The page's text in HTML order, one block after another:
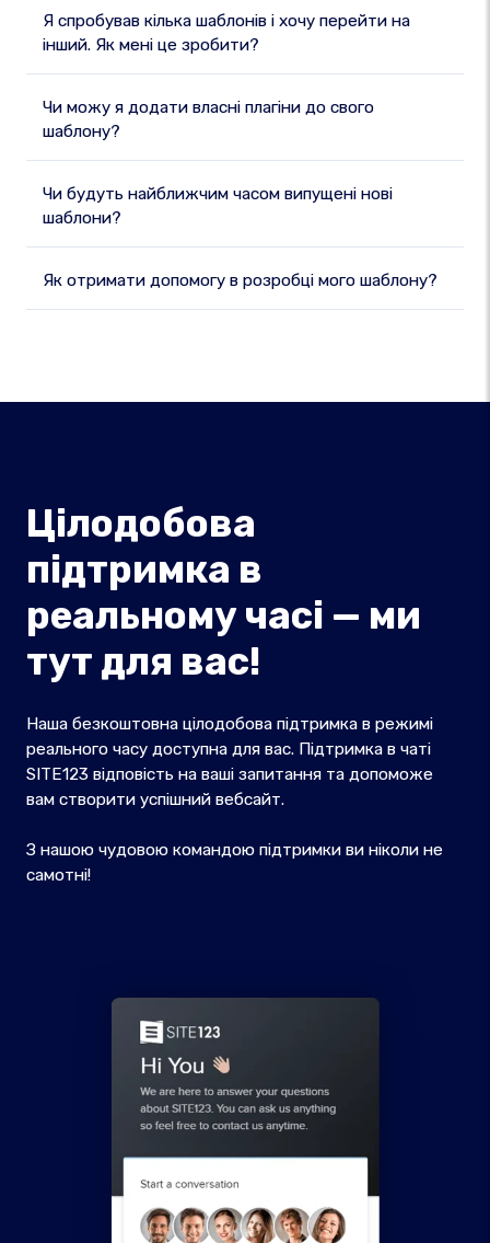
Я спробував кілька шаблонів і хочу перейти на
інший. Як мені це зробити?
Чи можу я додати власні плагіни до свого
шаблону?
Чи будуть найближчим часом випущені нові
шаблони?
Як отримати допомогу в розробці мого шаблону?
Цілодобова
підтримка в
реальному часі — ми
тут для вас!
Наша безкоштовна цілодобова підтримка в режимі
реального часу доступна для вас. Підтримка в чаті
SITE123 відповість на ваші запитання та допоможе
вам створити успішний вебсайт.
З нашою чудовою командою підтримки ви ніколи не
самотні!